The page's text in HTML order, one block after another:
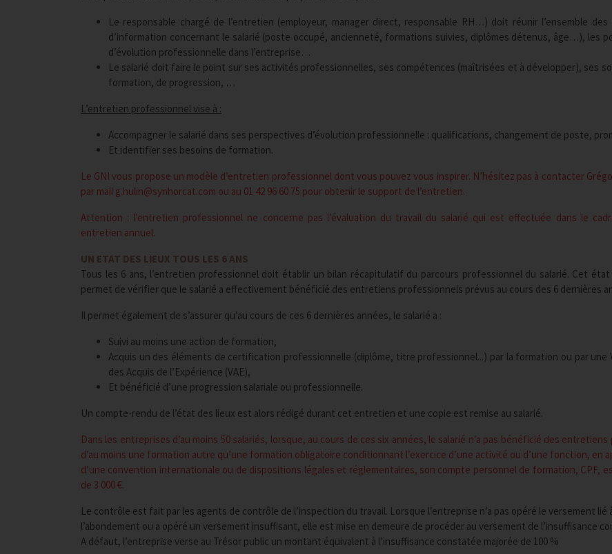
Le responsable chargé de l’entretien (employeur, manager direct, responsable RH…) doit réunir l’ensemble des
d’information concernant le salarié (poste occupé, ancienneté, formations suivies, diplômes détenus, âge…), les
d’évolution professionnelle dans l’entreprise…
Le salarié doit faire le point sur ses activités professionnelles, ses compétences (maîtrisées et à développer), ses
formation, de progression, …
L’entretien professionnel vise à :
Accompagner le salarié dans ses perspectives d’évolution professionnelle : qualifications, changement de poste,
Et identifier ses besoins de formation.
Le GNI vous propose un modèle d’entretien professionnel dont vous pouvez vous inspirer. N’hésitez pas à contacter
par mail g.hulin@synhorcat.com ou au 01 42 96 60 75 pour obtenir le support de l’entretien.
Attention : l’entretien professionnel ne concerne pas l’évaluation du travail du salarié qui est effectuée dans le
entretien annuel.
UN ETAT DES LIEUX TOUS LES 6 ANS
Tous les 6 ans, l’entretien professionnel doit établir un bilan récapitulatif du parcours professionnel du salarié. Cet état
permet de vérifier que le salarié a effectivement bénéficié des entretiens professionnels prévus au cours des 6 dernières
Il permet également de s’assurer qu’au cours de ces 6 dernières années, le salarié a :
Suivi au moins une action de formation,
Acquis un des éléments de certification professionnelle (diplôme, titre professionnel...) par la formation ou par une
des Acquis de l’Expérience (VAE),
Et bénéficié d’une progression salariale ou professionnelle.
Un compte-rendu de l’état des lieux est alors rédigé durant cet entretien et une copie est remise au salarié.
Dans les entreprises d’au moins 50 salariés, lorsque, au cours de ces six années, le salarié n’a pas bénéficié des
d’au moins une formation autre qu’une formation obligatoire conditionnant l’exercice d’une activité ou d’une fonction, en
d’une convention internationale ou de dispositions légales et réglementaires, son compte personnel de formation, CPF,
de 3 000 €.
Le contrôle est fait par les agents de contrôle de l’inspection du travail. Lorsque l’entreprise n’a pas opéré le versement lié
l’abondement ou a opéré un versement insuffisant, elle est mise en demeure de procéder au versement de l’insuffisance
A défaut, l’entreprise verse au Trésor public un montant équivalent à l’insuffisance constatée majorée de 100 %